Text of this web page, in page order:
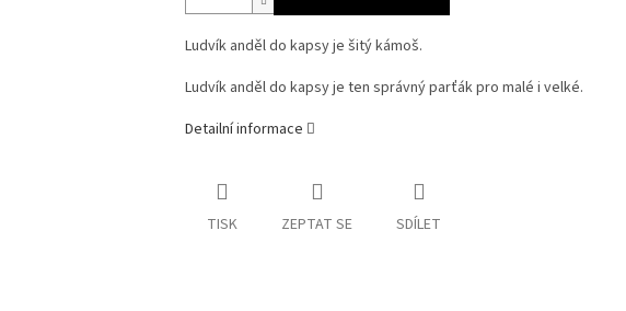
Ludvík anděl do kapsy je šitý kámoš.
Ludvík anděl do kapsy je ten správný parťák pro malé i velké.
Detailní informace
TISK ZEPTAT SE SDÍLET